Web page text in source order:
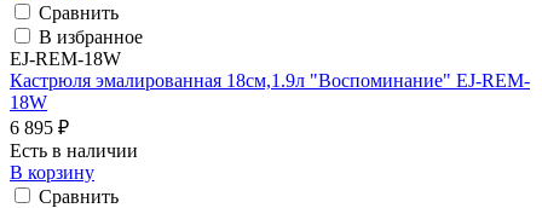
Сравнить
В избранное
EJ-REM-18W
Кастрюля эмалированная 18см,1.9л "Воспоминание" EJ-REM-
18W
6 895 ₽
Есть в наличии
В корзину
Сравнить